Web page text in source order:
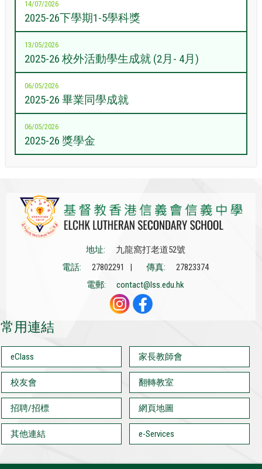
14/07/2026
2025-26下學期1-5學科獎
13/05/2026
2025-26 校外活動學生成就 (2月- 4月)
06/05/2026
2025-26 畢業同學成就
06/05/2026
2025-26 獎學金
地址:
九龍窩打老道52號
電話:
27802291 | 傳真:
27823374
電郵:
contact@lss.edu.hk
常用連結
eClass 家長教師會
校友會 翻轉教室
招聘/招標 網頁地圖
其他連結 e-Services